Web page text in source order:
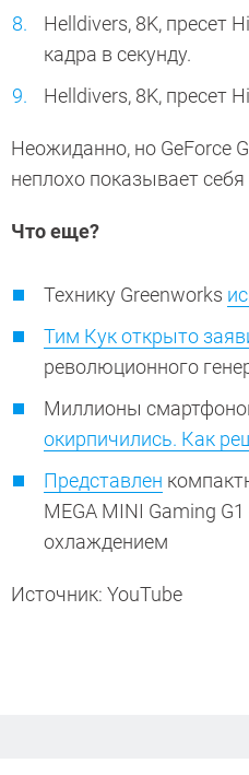
Helldivers, 8K, пресет
кадра в секунду.
Helldivers, 8K, пресет
Неожиданно, но GeForce
неплохо показывает
Что еще?
Технику Greenworks
Тим Кук открыто
революционного
Миллионы
окирпичились. Как
Представлен
MEGA MINI Gaming
охлаждением
Источник: YouTube